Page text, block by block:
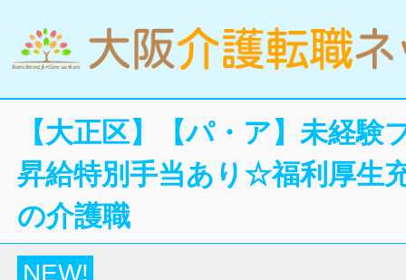
【大正区】【パ・ア】未経
昇給特別手当あり☆福利厚生
の介護職
NEW!